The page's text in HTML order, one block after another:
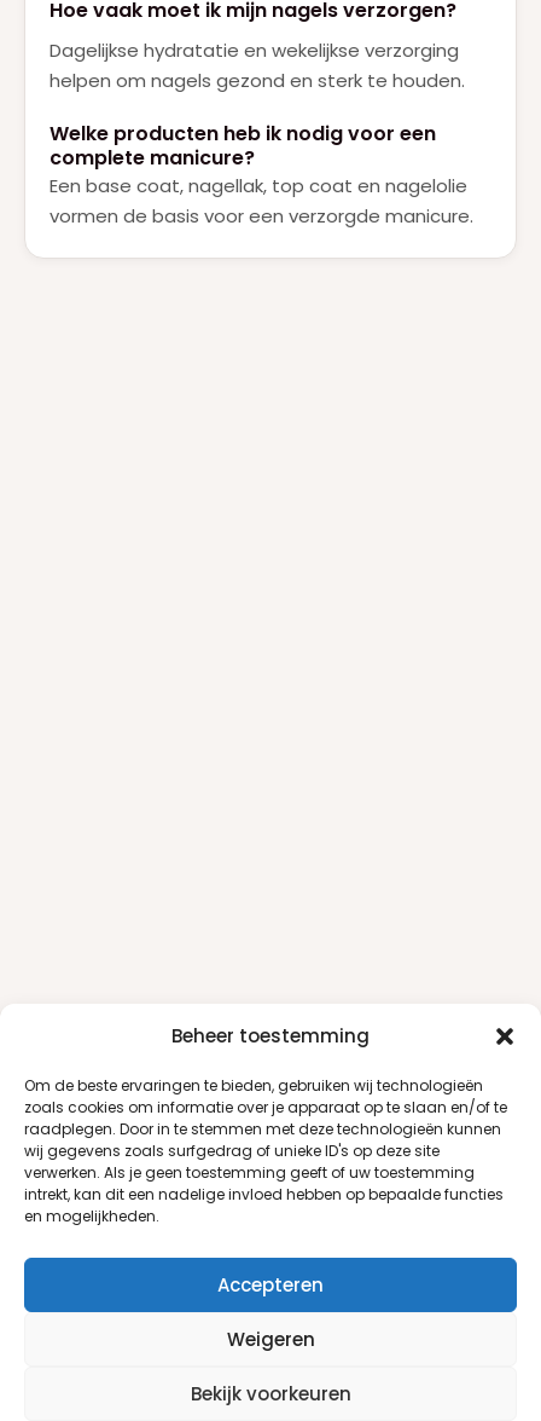
Beheer toestemming
Om de beste ervaringen te bieden, gebruiken wij technologieën
zoals cookies om informatie over je apparaat op te slaan en/of te
raadplegen. Door in te stemmen met deze technologieën kunnen
wij gegevens zoals surfgedrag of unieke ID's op deze site
verwerken. Als je geen toestemming geeft of uw toestemming
intrekt, kan dit een nadelige invloed hebben op bepaalde functies
en mogelijkheden.
Accepteren
Weigeren
Bekijk voorkeuren
Hoe vaak moet ik mijn nagels verzorgen?
Dagelijkse hydratatie en wekelijkse verzorging
helpen om nagels gezond en sterk te houden.
Welke producten heb ik nodig voor een
complete manicure?
Een base coat, nagellak, top coat en nagelolie
vormen de basis voor een verzorgde manicure.